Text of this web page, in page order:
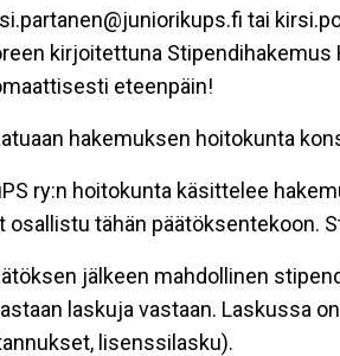
tai
kirjoitettuna Stipendihakemus
eteenpäin!
hakemuksen hoitokunta
ry:n hoitokunta käsittelee
osallistu tähän päätöksentekoon.
jälkeen mahdollinen
laskuja vastaan. Laskussa
lisenssilasku).